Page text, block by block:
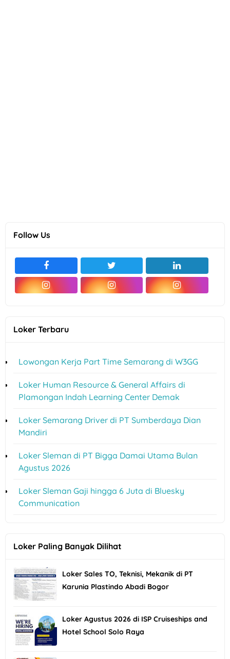
Follow Us
Loker Terbaru
Lowongan Kerja Part Time Semarang di W3GG
Loker Human Resource & General Affairs di
Plamongan Indah Learning Center Demak
Loker Semarang Driver di PT Sumberdaya Dian
Mandiri
Loker Sleman di PT Bigga Damai Utama Bulan
Agustus 2026
Loker Sleman Gaji hingga 6 Juta di Bluesky
Communication
Loker Paling Banyak Dilihat
Loker Sales TO, Teknisi, Mekanik di PT
Karunia Plastindo Abadi Bogor
Loker Agustus 2026 di ISP Cruiseships and
Hotel School Solo Raya